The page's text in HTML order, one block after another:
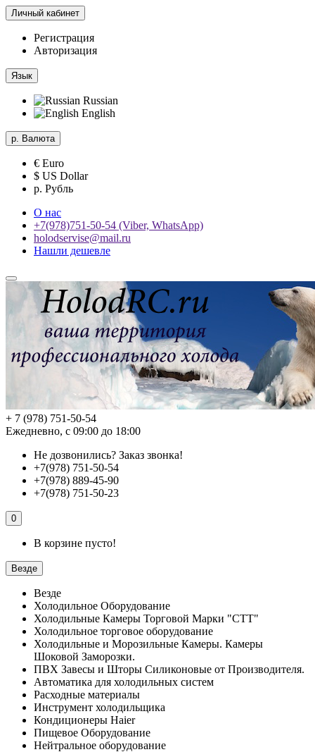
Личный кабинет
Регистрация
Авторизация
Язык
Russian
English
р. Валюта
€ Euro
$ US Dollar
р. Рубль
О нас
+7(978)751-50-54 (Viber, WhatsApp)
holodservise@mail.ru
Нашли дешевле
+ 7 (978) 751-50-54
Ежедневно, с 09:00 до 18:00
Не дозвонились? Заказ звонка!
+7(978) 751-50-54
+7(978) 889-45-90
+7(978) 751-50-23
0
В корзине пусто!
Везде
Везде
Холодильное Оборудование
Холодильные Камеры Торговой Марки "СТТ"
Холодильное торговое оборудование
Холодильные и Морозильные Камеры. Камеры
Шоковой Заморозки.
ПВХ Завесы и Шторы Силиконовые от Производителя.
Автоматика для холодильных систем
Расходные материалы
Инструмент холодильщика
Кондиционеры Haier
Пищевое Оборудование
Нейтральное оборудование